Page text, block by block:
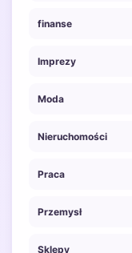
finanse
Imprezy
Moda
Nieruchomości
Praca
Przemysł
Sklepy